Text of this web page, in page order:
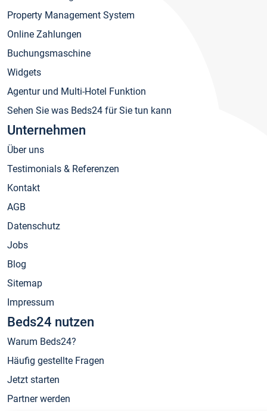
Property Management System
Online Zahlungen
Buchungsmaschine
Widgets
Agentur und Multi-Hotel Funktion
Sehen Sie was Beds24 für Sie tun kann
Unternehmen
Über uns
Testimonials & Referenzen
Kontakt
AGB
Datenschutz
Jobs
Blog
Sitemap
Impressum
Beds24 nutzen
Warum Beds24?
Häufig gestellte Fragen
Jetzt starten
Partner werden